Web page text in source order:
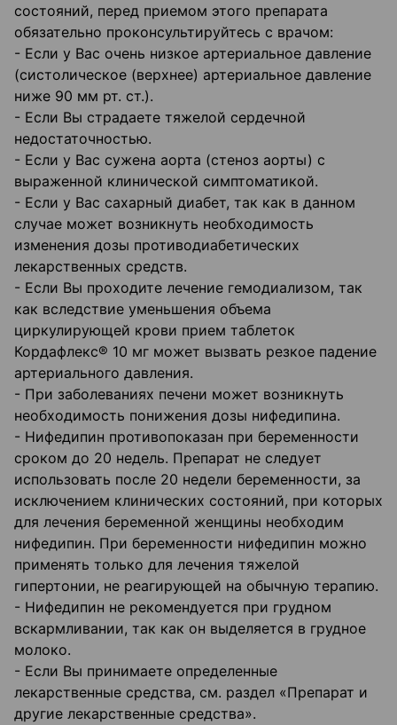
состояний, перед приемом этого препарата
обязательно проконсультируйтесь с врачом:
- Если у Вас очень низкое артериальное давление
(систолическое (верхнее) артериальное давление
ниже 90 мм рт. ст.).
- Если Вы страдаете тяжелой сердечной
недостаточностью.
- Если у Вас сужена аорта (стеноз аорты) с
выраженной клинической симптоматикой.
- Если у Вас сахарный диабет, так как в данном
случае может возникнуть необходимость
изменения дозы противодиабетических
лекарственных средств.
- Если Вы проходите лечение гемодиализом, так
как вследствие уменьшения объема
циркулирующей крови прием таблеток
Кордафлекс® 10 мг может вызвать резкое падение
артериального давления.
- При заболеваниях печени может возникнуть
необходимость понижения дозы нифедипина.
- Нифедипин противопоказан при беременности
сроком до 20 недель. Препарат не следует
использовать после 20 недели беременности, за
исключением клинических состояний, при которых
для лечения беременной женщины необходим
нифедипин. При беременности нифедипин можно
применять только для лечения тяжелой
гипертонии, не реагирующей на обычную терапию.
- Нифедипин не рекомендуется при грудном
вскармливании, так как он выделяется в грудное
молоко.
- Если Вы принимаете определенные
лекарственные средства, см. раздел «Препарат и
другие лекарственные средства».